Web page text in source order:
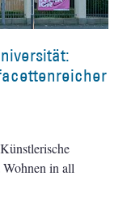
Wohnen in all